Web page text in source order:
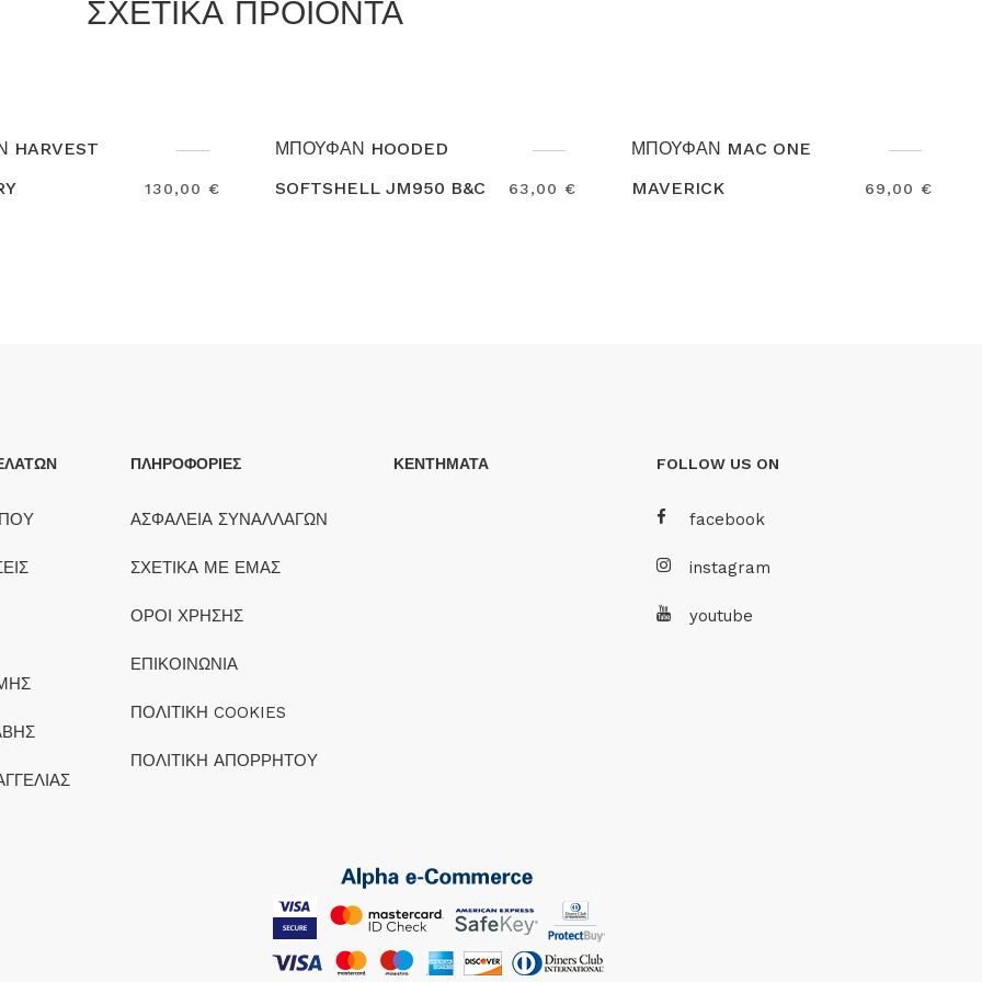
ΣΧΕΤΙΚΑ ΠΡΟΪΟΝΤΑ
HOODED
JM950 B&C
63,00 €
ΜΠΟΥΦΑΝ MAC ONE
MAVERICK
69,00 €
ΜΠΟΥΦΑΝ PRINTER
EXPEDITION
ΠΛΗΡΟΦΟΡΙΕΣ
ΑΣΦΑΛΕΙΑ ΣΥΝΑΛΛΑΓΩΝ
ΣΧΕΤΙΚΑ ΜΕ ΕΜΑΣ
ΟΡΟΙ ΧΡΗΣΗΣ
ΕΠΙΚΟΙΝΩΝΙΑ
ΠΟΛΙΤΙΚΗ COOKIES
ΠΟΛΙΤΙΚΗ ΑΠΟΡΡΗΤΟΥ
ΚΕΝΤΗΜΑΤΑ FOLLOW US ON
facebook
instagram
youtube